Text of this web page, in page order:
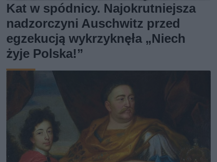
Kat w spódnicy. Najokrutniejsza
nadzorczyni Auschwitz przed
egzekucją wykrzyknęła „Niech
żyje Polska!”